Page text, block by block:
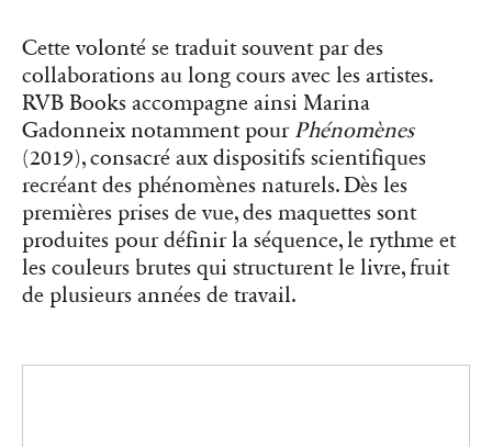
Cette volonté se traduit souvent par des
collaborations au long cours avec les artistes.
RVB Books accompagne ainsi Marina
Gadonneix notamment pour Phénomènes
(2019), consacré aux dispositifs scientifiques
recréant des phénomènes naturels. Dès les
premières prises de vue, des maquettes sont
produites pour définir la séquence, le rythme et
les couleurs brutes qui structurent le livre, fruit
de plusieurs années de travail.